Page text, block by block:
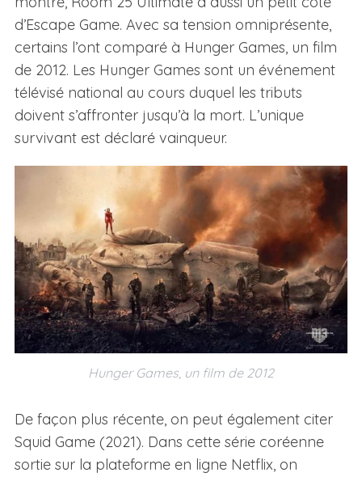
d’Escape Game. Avec sa tension omniprésente,
certains l’ont comparé à Hunger Games, un film
de 2012. Les Hunger Games sont un événement
télévisé national au cours duquel les tributs
doivent s’affronter jusqu’à la mort. L’unique
survivant est déclaré vainqueur.
Hunger Games, un film de 2012
De façon plus récente, on peut également citer
Squid Game (2021). Dans cette série coréenne
sortie sur la plateforme en ligne Netflix, on